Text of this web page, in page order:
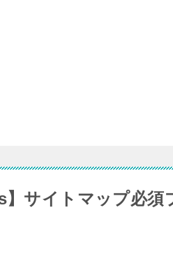
】サイトマップ必須